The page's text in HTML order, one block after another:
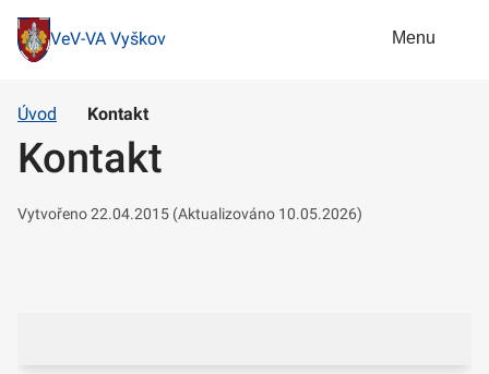
VeV-VA Vyškov Menu
Úvod Kontakt
Kontakt
Vytvořeno 22.04.2015 (Aktualizováno 10.05.2026)